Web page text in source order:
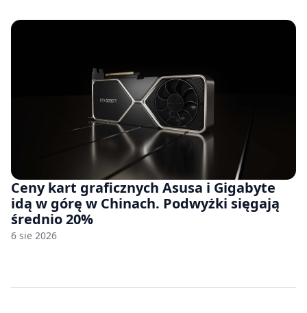
Ceny kart graficznych Asusa i Gigabyte
idą w górę w Chinach. Podwyżki sięgają
średnio 20%
6 sie 2026